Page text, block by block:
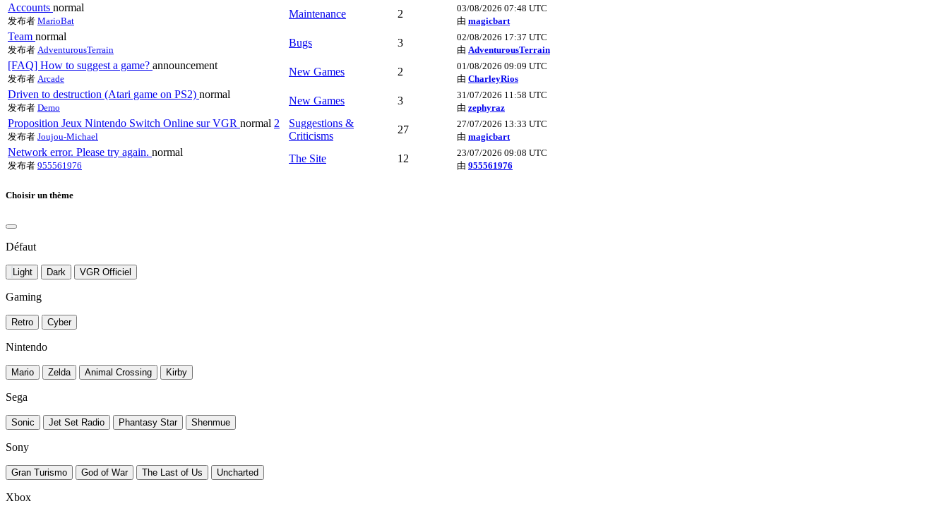
Accounts normal
发布者 MarioBat
Maintenance 2
03/08/2026 07:48 UTC
由 magicbart
Team normal
发布者 AdventurousTerrain
Bugs 3
02/08/2026 17:37 UTC
由 AdventurousTerrain
[FAQ] How to suggest a game? announcement
发布者 Arcade
New Games 2
01/08/2026 09:09 UTC
由 CharleyRios
Driven to destruction (Atari game on PS2) normal
发布者 Demo
New Games 3
31/07/2026 11:58 UTC
由 zephyraz
Proposition Jeux Nintendo Switch Online sur VGR normal 2
发布者 Joujou-Michael
Suggestions &
Criticisms
27
27/07/2026 13:33 UTC
由 magicbart
Network error. Please try again. normal
发布者 955561976
The Site 12
23/07/2026 09:08 UTC
由 955561976
Choisir un thème
Défaut
Light Dark VGR Officiel
Gaming
Retro Cyber
Nintendo
Mario Zelda Animal Crossing Kirby
Sega
Sonic Jet Set Radio Phantasy Star Shenmue
Sony
Gran Turismo God of War The Last of Us Uncharted
Xbox